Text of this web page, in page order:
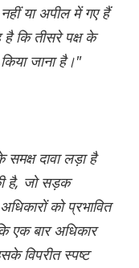
या अपील में गए हैं
कि तीसरे पक्ष के
जाना है।"
दावा लड़ा है
है, जो सड़क
को प्रभावित
एक बार अधिकार
विपरीत स्पष्ट